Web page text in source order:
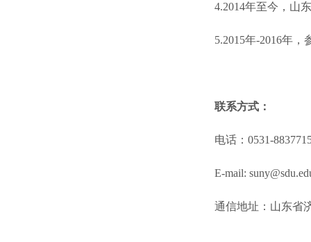
4.2014年至今，山
5.2015年-2016年
联系方式：
电话：0531-
E-mail:
通信地址：山东省